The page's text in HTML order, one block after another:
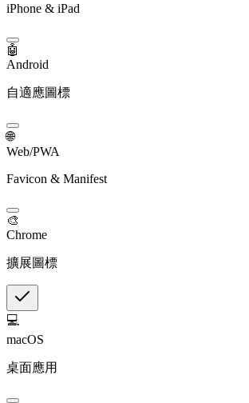
iPhone & iPad
🤖
Android
自適應圖標
🌐
Web/PWA
Favicon & Manifest
🎨
Chrome
擴展圖標
💻
macOS
桌面應用